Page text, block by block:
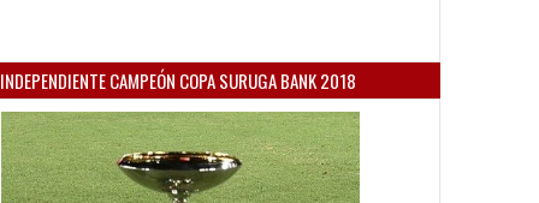
INDEPENDIENTE CAMPEÓN COPA SURUGA BANK 2018